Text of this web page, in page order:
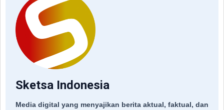
Sketsa Indonesia
Media digital yang menyajikan berita aktual, faktual, dan